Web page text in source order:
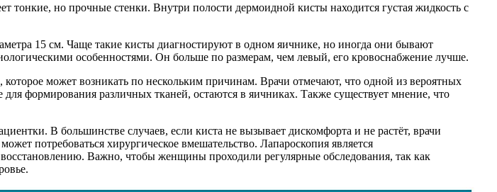
но прочные стенки. Внутри полости дермоидной кисты находится густая жидкость с
15 см. Чаще такие кисты диагностируют в одном яичнике, но иногда они бывают
особенностями. Он больше по размерам, чем левый, его кровоснабжение лучше.
может возникать по нескольким причинам. Врачи отмечают, что одной из вероятных
формирования различных тканей, остаются в яичниках. Также существует мнение, что
В большинстве случаев, если киста не вызывает дискомфорта и не растёт, врачи
потребоваться хирургическое вмешательство. Лапароскопия является
Важно, чтобы женщины проходили регулярные обследования, так как